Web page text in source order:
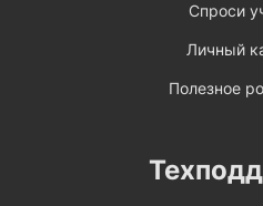
Спроси
Личный
Полезное